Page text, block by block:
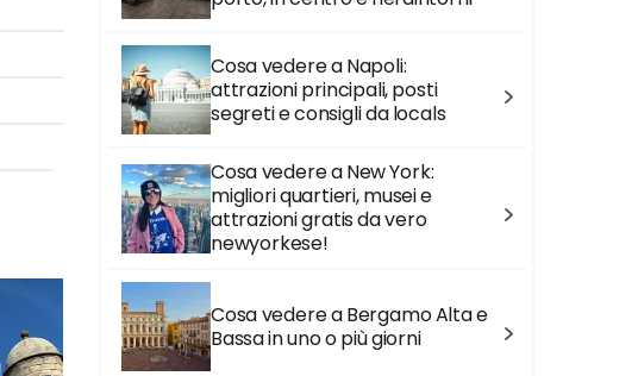
Cosa vedere a Napoli:
attrazioni principali, posti
segreti e consigli da locals
Cosa vedere a New York:
migliori quartieri, musei e
attrazioni gratis da vero
newyorkese!
Cosa vedere a Bergamo Alta e
Bassa in uno o più giorni